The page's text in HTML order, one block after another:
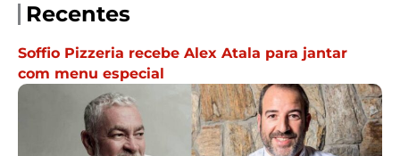
Recentes
Soffio Pizzeria recebe Alex Atala para jantar
com menu especial